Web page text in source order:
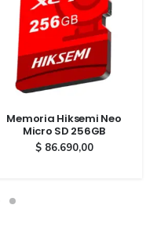
Memoria Hiksemi Neo
Micro SD 256GB
$86.690,00